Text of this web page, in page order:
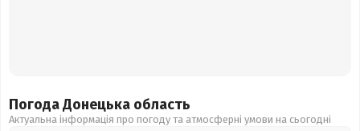
Погода Донецька область
Актуальна інформація про погоду та атмосферні умови на сьогодні